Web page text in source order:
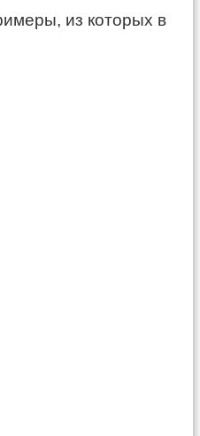
из которых в